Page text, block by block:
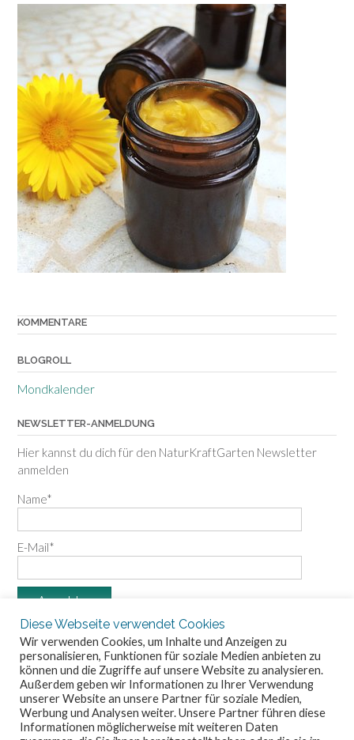
KOMMENTARE
BLOGROLL
Mondkalender
NEWSLETTER-ANMELDUNG
Hier kannst du dich für den NaturKraftGarten Newsletter
anmelden
Name*
E-Mail*
Diese Webseite verwendet Cookies
Wir verwenden Cookies, um Inhalte und Anzeigen zu
personalisieren, Funktionen für soziale Medien anbieten zu
können und die Zugriffe auf unsere Website zu analysieren.
Außerdem geben wir Informationen zu Ihrer Verwendung
unserer Website an unsere Partner für soziale Medien,
Werbung und Analysen weiter. Unsere Partner führen diese
Informationen möglicherweise mit weiteren Daten